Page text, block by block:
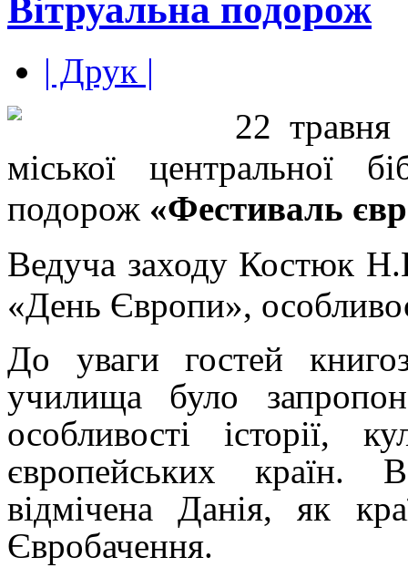
Вітруальна подорож
| Друк |
22 травня
міської центральної
подорож «Фестиваль
Ведуча заходу Костюк
«День Європи»,
До уваги гостей
училища було
особливості історії,
європейських країн.
відмічена Данія, як
Євробачення.